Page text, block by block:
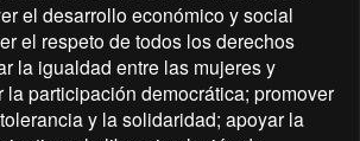
el desarrollo económico y social
el respeto de todos los derechos
la igualdad entre las mujeres y
la participación democrática; promover
y la solidaridad; apoyar la